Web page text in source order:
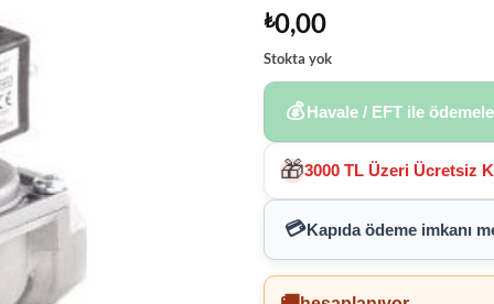
₺0,00
Stokta yok
💰 Havale / EFT ile
🎁3000 TL Üzeri Ücretsiz
💳Kapıda ödeme imkanı